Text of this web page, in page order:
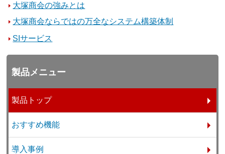
大塚商会の強みとは
大塚商会ならではの万全なシステム構築体制
SIサービス
製品メニュー
製品トップ
おすすめ機能
導入事例